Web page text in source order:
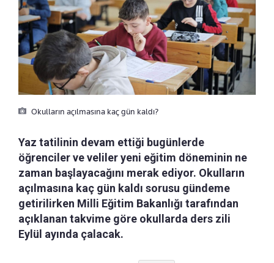
Okulların açılmasına kaç gün kaldı?
Yaz tatilinin devam ettiği bugünlerde
öğrenciler ve veliler yeni eğitim döneminin ne
zaman başlayacağını merak ediyor. Okulların
açılmasına kaç gün kaldı sorusu gündeme
getirilirken Milli Eğitim Bakanlığı tarafından
açıklanan takvime göre okullarda ders zili
Eylül ayında çalacak.